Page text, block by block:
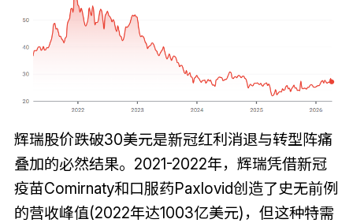
辉瑞股价跌破30美元是新冠红利消退与转型阵痛
叠加的必然结果。2021-2022年，辉瑞凭借新冠
疫苗Comirnaty和口服药Paxlovid创造了史无前例
的营收峰值(2022年达1003亿美元)，但这种特需